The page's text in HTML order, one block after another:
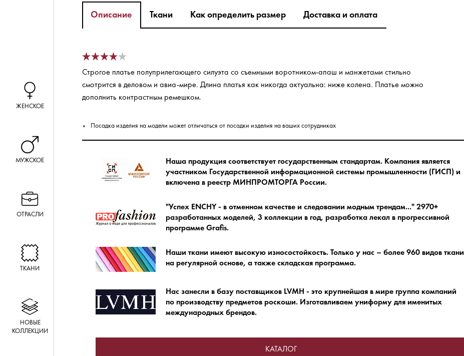
ЖЕНСКОЕ
МУЖСКОЕ
ОТРАСЛИ
ТКАНИ
НОВЫЕ
КОЛЛЕКЦИИ
Описание Ткани Как определить размер Доставка и оплата
Строгое платье полуприлегающего силуэта со съемными воротником-апаш и манжетами стильно
смотрится в деловом и авиа-мире. Длина платья как никогда актуальна: ниже колена. Платье можно
дополнить контрастным ремешком.
Посадка изделия на модели может отличаться от посадки изделия на ваших сотрудниках
Наша продукция соответствует государственным стандартам. Компания является
участником Государственной информационной системы промышленности (ГИСП) и
включена в реестр МИНПРОМТОРГА России.
"Успех ENCHY - в отменном качестве и следовании модным трендам..." 2970+
разработанных моделей, 3 коллекции в год, разработка лекал в прогрессивной
программе Grafis.
Наши ткани имеют высокую износостойкость.Только у нас – более 960 видов ткани
на регулярной основе, а также складская программа.
Нас занесли в базу поставщиков LVMH - это крупнейшая в мире группа компаний
по производству предметов роскоши. Изготавливаем униформу для именитых
международных брендов.
КАТАЛОГ